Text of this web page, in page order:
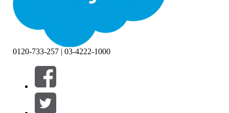
絞り込み条件 (0)
絞り込み条件を選択
0120-733-257 | 03-4222-1000